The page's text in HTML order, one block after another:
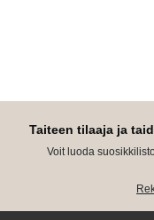
Taiteen tilaaja ja
Voit luoda